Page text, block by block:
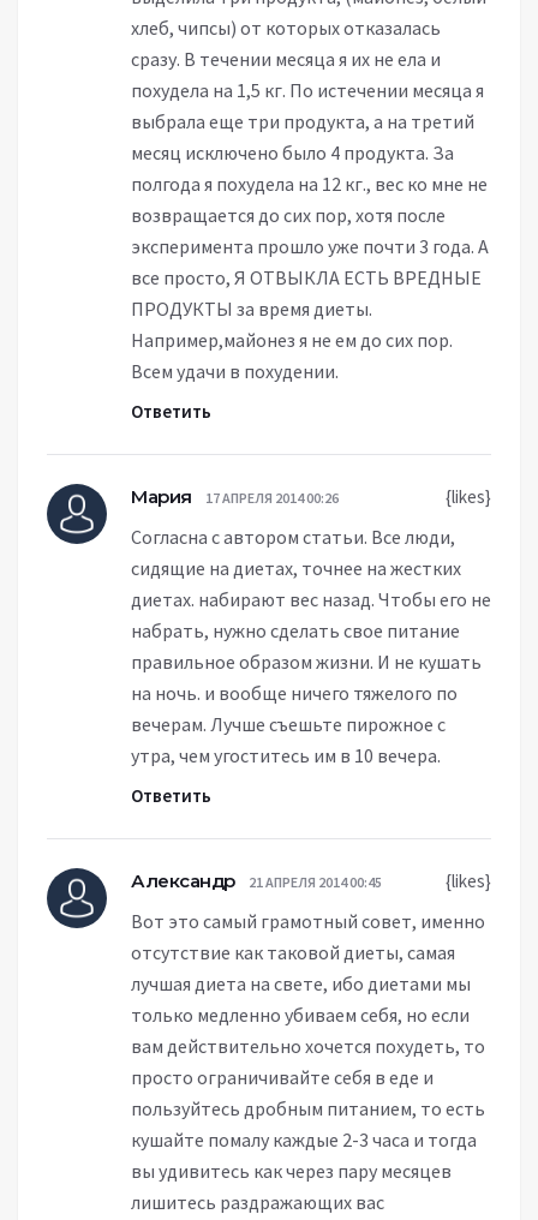
хлеб, чипсы) от которых отказалась
сразу. В течении месяца я их не ела и
похудела на 1,5 кг. По истечении месяца я
выбрала еще три продукта, а на третий
месяц исключено было 4 продукта. За
полгода я похудела на 12 кг., вес ко мне не
возвращается до сих пор, хотя после
эксперимента прошло уже почти 3 года. А
все просто, Я ОТВЫКЛА ЕСТЬ ВРЕДНЫЕ
ПРОДУКТЫ за время диеты.
Например,майонез я не ем до сих пор.
Всем удачи в похудении.
Ответить
{likes}
Мария 17 АПРЕЛЯ 2014 00:26
Согласна с автором статьи. Все люди,
сидящие на диетах, точнее на жестких
диетах. набирают вес назад. Чтобы его не
набрать, нужно сделать свое питание
правильное образом жизни. И не кушать
на ночь. и вообще ничего тяжелого по
вечерам. Лучше съешьте пирожное с
утра, чем угоститесь им в 10 вечера.
Ответить
{likes}
Александр 21 АПРЕЛЯ 2014 00:45
Вот это самый грамотный совет, именно
отсутствие как таковой диеты, самая
лучшая диета на свете, ибо диетами мы
только медленно убиваем себя, но если
вам действительно хочется похудеть, то
просто ограничивайте себя в еде и
пользуйтесь дробным питанием, то есть
кушайте помалу каждые 2-3 часа и тогда
вы удивитесь как через пару месяцев
лишитесь раздражающих вас